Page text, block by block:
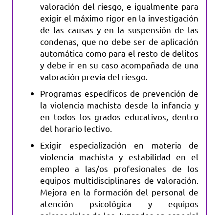
valoración del riesgo, e igualmente para
exigir el máximo rigor en la investigación
de las causas y en la suspensión de las
condenas, que no debe ser de aplicación
automática como para el resto de delitos
y debe ir en su caso acompañada de una
valoración previa del riesgo.
Programas específicos de prevención de
la violencia machista desde la infancia y
en todos los grados educativos, dentro
del horario lectivo.
Exigir especialización en materia de
violencia machista y estabilidad en el
empleo a las/os profesionales de los
equipos multidisciplinares de valoración.
Mejora en la formación del personal de
atención psicológica y equipos